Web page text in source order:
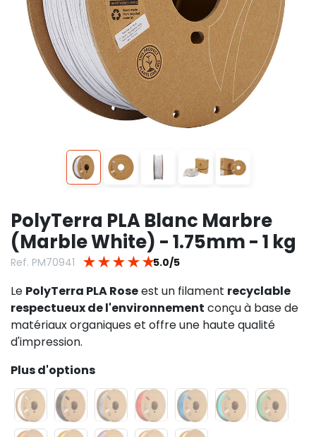
PolyTerra PLA Blanc Marbre
(Marble White) - 1.75mm - 1 kg
Ref. PM70941 ★ ★ ★ ★ ★5.0/5
Le PolyTerra PLA Roseest un filament recyclable
respectueux de l'environnement conçu à base de
matériaux organiques et offre une haute qualité
d'impression.
Plus d'options